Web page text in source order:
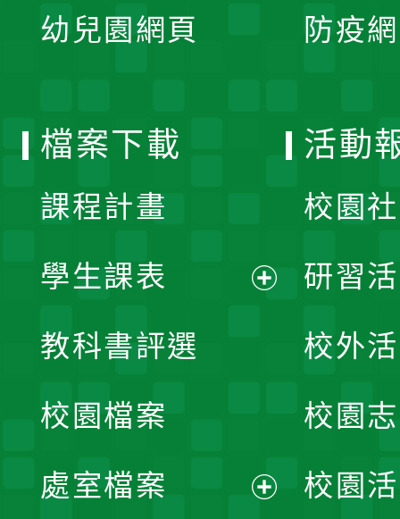
幼兒園網頁 防疫
檔案下載
課程計畫
學生課表
單
教科書評選
校園檔案
處室檔案
活動
校園
研習
校外
校園
校園